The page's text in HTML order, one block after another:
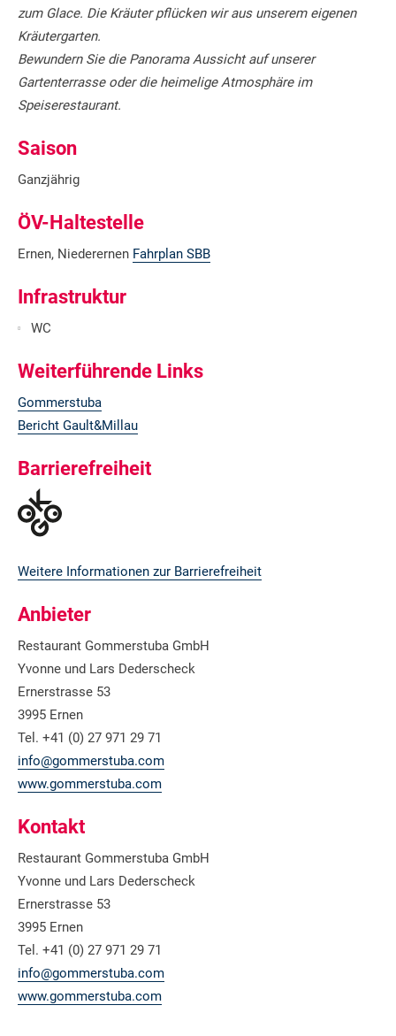
zum Glace. Die Kräuter pflücken wir aus unserem eigenen
Kräutergarten.
Bewundern Sie die Panorama Aussicht auf unserer
Gartenterrasse oder die heimelige Atmosphäre im
Speiserestaurant.
Saison
Ganzjährig
ÖV-Haltestelle
Ernen, Niederernen Fahrplan SBB
Infrastruktur
WC
Weiterführende Links
Gommerstuba
Bericht Gault&Millau
Barrierefreiheit
Weitere Informationen zur Barrierefreiheit
Anbieter
Restaurant Gommerstuba GmbH
Yvonne und Lars Dederscheck
Ernerstrasse 53
3995 Ernen
Tel. +41 (0) 27 971 29 71
info@gommerstuba.com
www.gommerstuba.com
Kontakt
Restaurant Gommerstuba GmbH
Yvonne und Lars Dederscheck
Ernerstrasse 53
3995 Ernen
Tel. +41 (0) 27 971 29 71
info@gommerstuba.com
www.gommerstuba.com